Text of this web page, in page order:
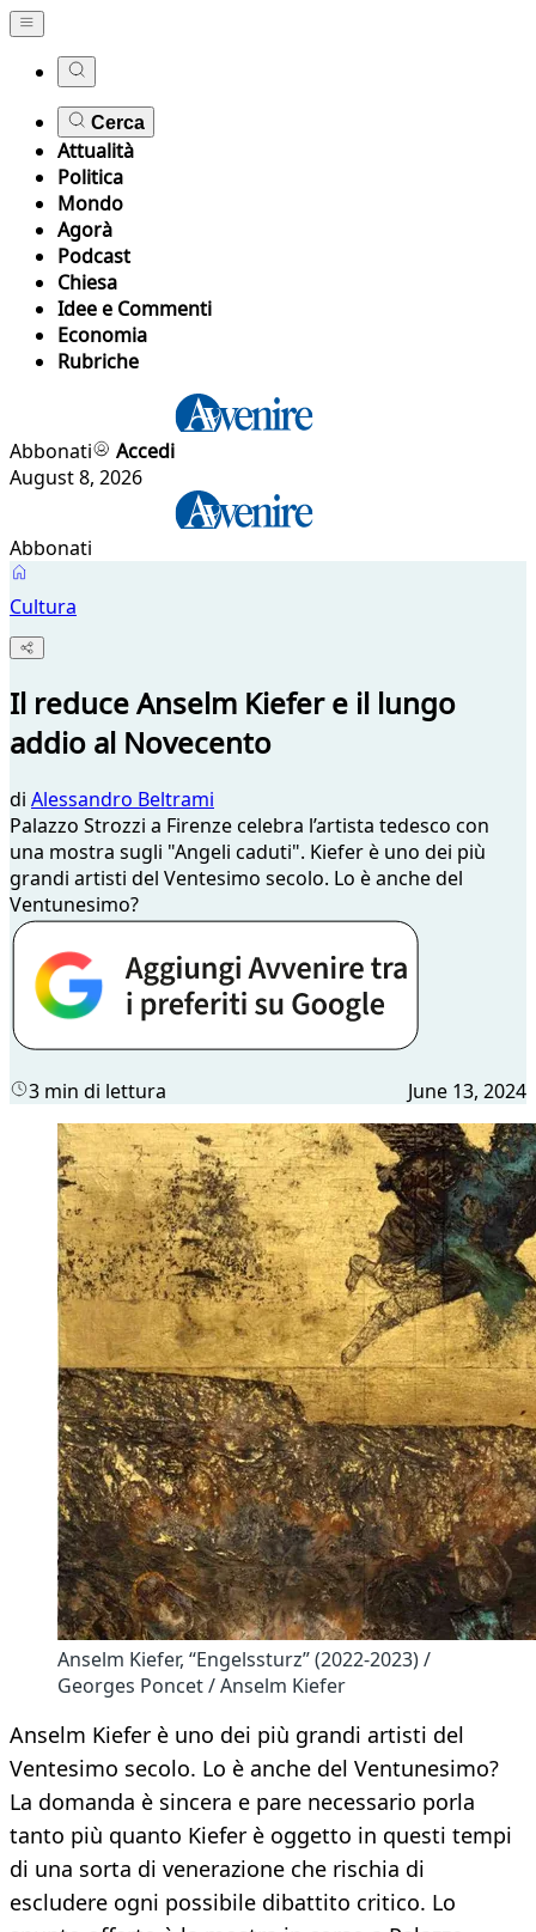
Cerca
Attualità
Politica
Mondo
Agorà
Podcast
Chiesa
Idee e Commenti
Economia
Rubriche
Abbonati
Accedi
August 8, 2026
Abbonati
Cultura
Il reduce Anselm Kiefer e il lungo
addio al Novecento
di Alessandro Beltrami
Palazzo Strozzi a Firenze celebra l’artista tedesco con
una mostra sugli "Angeli caduti". Kiefer è uno dei più
grandi artisti del Ventesimo secolo. Lo è anche del
Ventunesimo?
3 min di lettura June 13, 2024
Anselm Kiefer, “Engelssturz” (2022-2023) /
Georges Poncet / Anselm Kiefer
Anselm Kiefer è uno dei più grandi artisti del
Ventesimo secolo. Lo è anche del Ventunesimo?
La domanda è sincera e pare necessario porla
tanto più quanto Kiefer è oggetto in questi tempi
di una sorta di venerazione che rischia di
escludere ogni possibile dibattito critico. Lo